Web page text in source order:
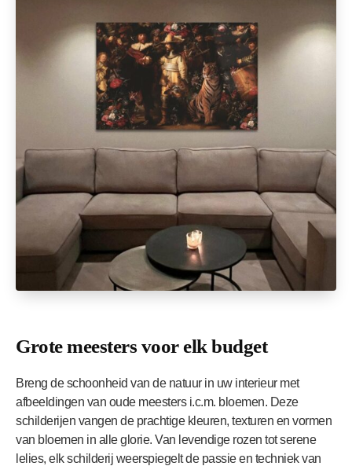
Grote meesters voor elk budget
Breng de schoonheid van de natuur in uw interieur met
afbeeldingen van oude meesters i.c.m. bloemen. Deze
schilderijen vangen de prachtige kleuren, texturen en vormen
van bloemen in alle glorie. Van levendige rozen tot serene
lelies, elk schilderij weerspiegelt de passie en techniek van